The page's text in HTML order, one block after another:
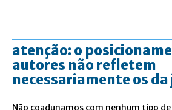
atenção: o
autores não refletem
necessariamente os da